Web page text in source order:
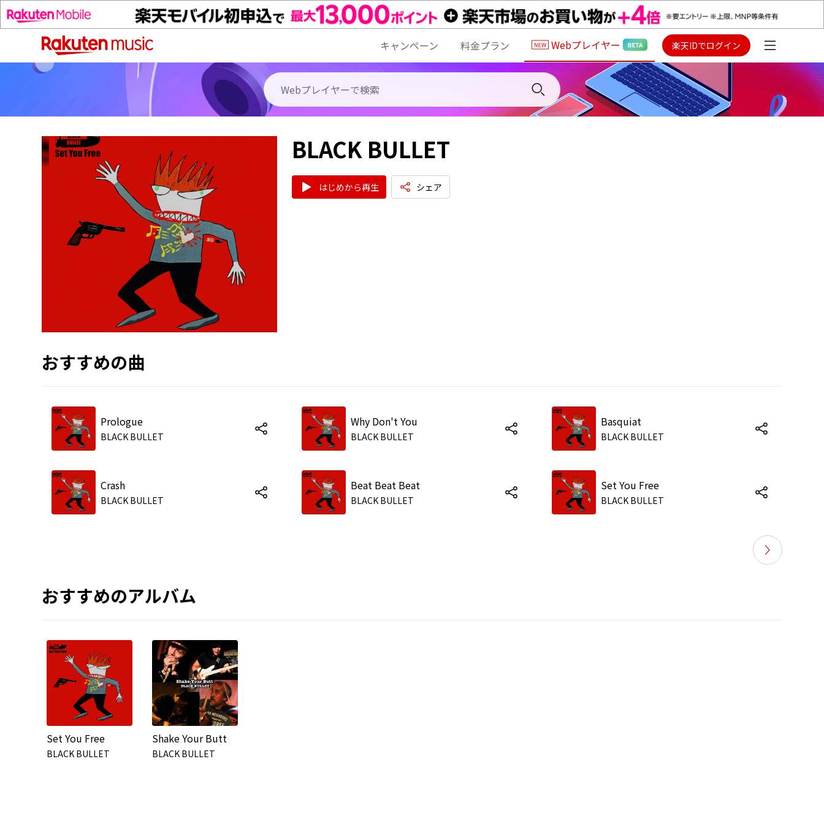
キャンペーン 料金プラン Webプレイヤー 楽天IDでログイン
BLACK BULLET
はじめから再生 シェア
おすすめの曲
Prologue
BLACK BULLET
Crash
BLACK BULLET
Why Don't You
BLACK BULLET
Beat Beat Beat
BLACK BULLET
Basquiat
BLACK BULLET
Set You Free
BLACK BULLET
おすすめのアルバム
Set You Free
BLACK BULLET
Shake Your Butt
BLACK BULLET